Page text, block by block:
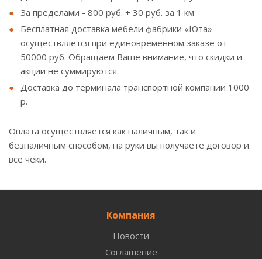
За пределами - 800 руб. + 30 руб. за 1 км
Бесплатная доставка мебели фабрики «Юта»
осуществляется при единовременном заказе от
50000 руб. Обращаем Ваше внимание, что скидки и
акции не суммируются.
Доставка до терминала транспортной компании 1000
р.
Оплата осуществляется как наличным, так и
безналичным способом, на руки вы получаете договор и
все чеки.
Компания
Новости
Соглашение